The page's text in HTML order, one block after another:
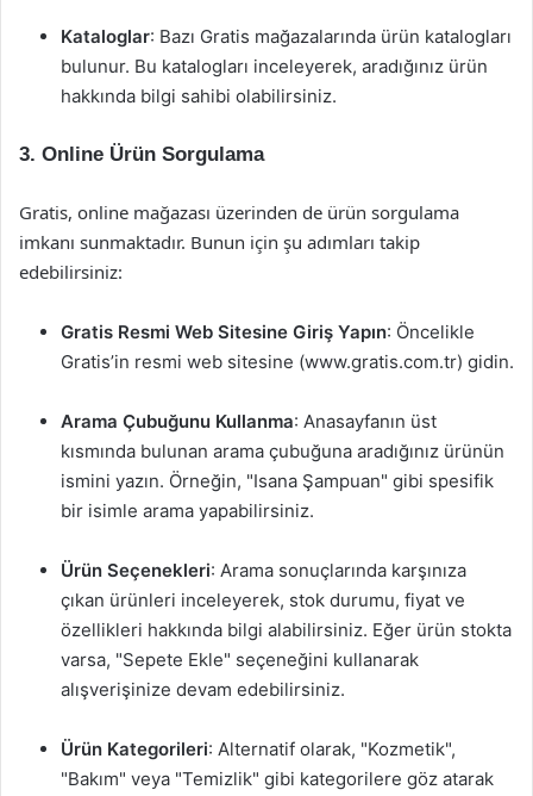
Kataloglar: Bazı Gratis mağazalarında ürün katalogları
bulunur. Bu katalogları inceleyerek, aradığınız ürün
hakkında bilgi sahibi olabilirsiniz.
3. Online Ürün Sorgulama
Gratis, online mağazası üzerinden de ürün sorgulama
imkanı sunmaktadır. Bunun için şu adımları takip
edebilirsiniz:
Gratis Resmi Web Sitesine Giriş Yapın: Öncelikle
Gratis’in resmi web sitesine (www.gratis.com.tr) gidin.
Arama Çubuğunu Kullanma: Anasayfanın üst
kısmında bulunan arama çubuğuna aradığınız ürünün
ismini yazın. Örneğin, "Isana Şampuan" gibi spesifik
bir isimle arama yapabilirsiniz.
Ürün Seçenekleri: Arama sonuçlarında karşınıza
çıkan ürünleri inceleyerek, stok durumu, fiyat ve
özellikleri hakkında bilgi alabilirsiniz. Eğer ürün stokta
varsa, "Sepete Ekle" seçeneğini kullanarak
alışverişinize devam edebilirsiniz.
Ürün Kategorileri: Alternatif olarak, "Kozmetik",
"Bakım" veya "Temizlik" gibi kategorilere göz atarak